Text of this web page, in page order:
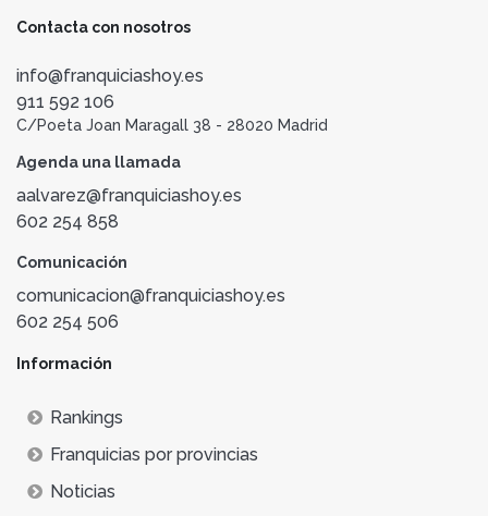
Contacta con nosotros
info@franquiciashoy.es
911 592 106
C/Poeta Joan Maragall 38 - 28020 Madrid
Agenda una llamada
aalvarez@franquiciashoy.es
602 254 858
Comunicación
comunicacion@franquiciashoy.es
602 254 506
Información
Rankings
Franquicias por provincias
Noticias